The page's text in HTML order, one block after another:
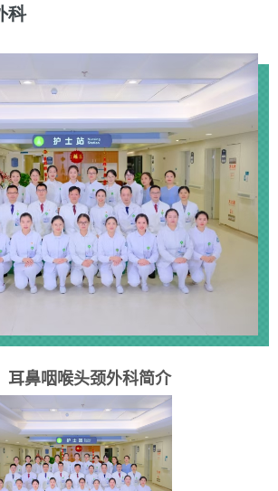
科
耳鼻咽喉头颈外科简介